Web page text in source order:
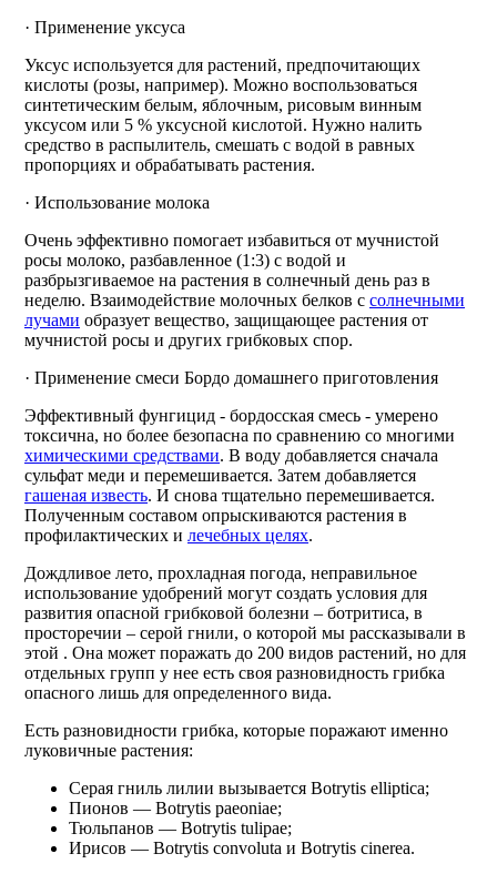
· Применение уксуса
Уксус используется для растений, предпочитающих
кислоты (розы, например). Можно воспользоваться
синтетическим белым, яблочным, рисовым винным
уксусом или 5 % уксусной кислотой. Нужно налить
средство в распылитель, смешать с водой в равных
пропорциях и обрабатывать растения.
· Использование молока
Очень эффективно помогает избавиться от мучнистой
росы молоко, разбавленное (1:3) с водой и
разбрызгиваемое на растения в солнечный день раз в
неделю. Взаимодействие молочных белков с солнечными
лучами образует вещество, защищающее растения от
мучнистой росы и других грибковых спор.
· Применение смеси Бордо домашнего приготовления
Эффективный фунгицид - бордосская смесь - умерено
токсична, но более безопасна по сравнению со многими
химическими средствами. В воду добавляется сначала
сульфат меди и перемешивается. Затем добавляется
гашеная известь. И снова тщательно перемешивается.
Полученным составом опрыскиваются растения в
профилактических и лечебных целях.
Дождливое лето, прохладная погода, неправильное
использование удобрений могут создать условия для
развития опасной грибковой болезни – ботритиса, в
просторечии – серой гнили, о которой мы рассказывали в
этой . Она может поражать до 200 видов растений, но для
отдельных групп у нее есть своя разновидность грибка
опасного лишь для определенного вида.
Есть разновидности грибка, которые поражают именно
луковичные растения:
Серая гниль лилии вызывается Botrytis elliptica;
Пионов — Botrytis paeoniae;
Тюльпанов — Botrytis tulipae;
Ирисов — Botrytis convoluta и Botrytis cinerea.